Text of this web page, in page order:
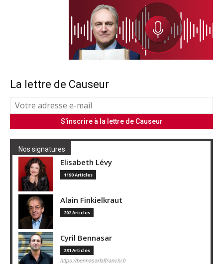
La lettre de Causeur
Nos signatures
Elisabeth Lévy
1190 Articles
Alain Finkielkraut
202 Articles
Cyril Bennasar
231 Articles
https://bennasarlaffranchi.fr